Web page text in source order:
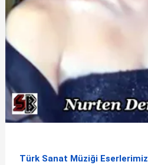
Türk Sanat Müziği Eserlerimiz